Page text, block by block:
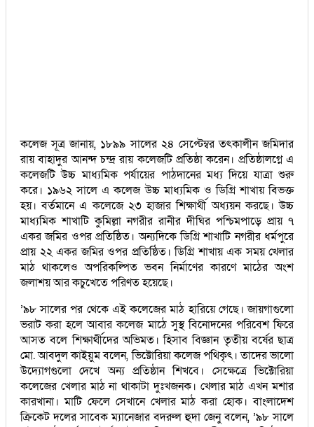
কলেজ সূত্র জানায়, ১৮৯৯ সালের ২৪ সেপ্টেম্বর তৎকালীন জমিদার
রায় বাহাদুর আনন্দ চন্দ্র রায় কলেজটি প্রতিষ্ঠা করেন। প্রতিষ্ঠালগ্নে এ
কলেজটি উচ্চ মাধ্যমিক পর্যায়ের পাঠদানের মধ্য দিয়ে যাত্রা শুরু
করে। ১৯৬২ সালে এ কলেজ উচ্চ মাধ্যমিক ও ডিগ্রি শাখায় বিভক্ত
হয়। বর্তমানে এ কলেজে ২৩ হাজার শিক্ষার্থী অধ্যয়ন করছে। উচ্চ
মাধ্যমিক শাখাটি কুমিল্লা নগরীর রানীর দীঘির পশ্চিমপাড়ে প্রায় ৭
একর জমির ওপর প্রতিষ্ঠিত। অন্যদিকে ডিগ্রি শাখাটি নগরীর ধর্মপুরে
প্রায় ২২ একর জমির ওপর প্রতিষ্ঠিত। ডিগ্রি শাখায় এক সময় খেলার
মাঠ থাকলেও অপরিকল্পিত ভবন নির্মাণের কারণে মাঠের অংশ
জলাশয় আর কচুখেতে পরিণত হয়েছে।
’৯৮ সালের পর থেকে এই কলেজের মাঠ হারিয়ে গেছে। জায়গাগুলো
ভরাট করা হলে আবার কলেজ মাঠে সুস্থ বিনোদনের পরিবেশ ফিরে
আসত বলে শিক্ষার্থীদের অভিমত। হিসাব বিজ্ঞান তৃতীয় বর্ষের ছাত্র
মো. আবদুল কাইয়ুম বলেন, ভিক্টোরিয়া কলেজ পথিকৃৎ। তাদের ভালো
উদ্যোগগুলো দেখে অন্য প্রতিষ্ঠান শিখবে। সেক্ষেত্রে ভিক্টোরিয়া
কলেজের খেলার মাঠ না থাকাটা দুঃখজনক। খেলার মাঠ এখন মশার
কারখানা। মাটি ফেলে সেখানে খেলার মাঠ করা হোক। বাংলাদেশ
ক্রিকেট দলের সাবেক ম্যানেজার বদরুল হুদা জেনু বলেন, ’৯৮ সালে